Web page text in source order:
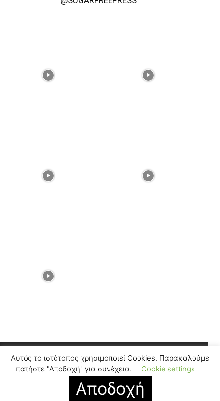
Facebook Instagram
© SUGARFREEPRESS.GR 2024 Contact
Αυτός το ιστότοπος χρησιμοποιεί Cookies. Παρακαλούμε
πατήστε "Αποδοχή" για συνέχεια.
Cookie settings
Αποδοχή